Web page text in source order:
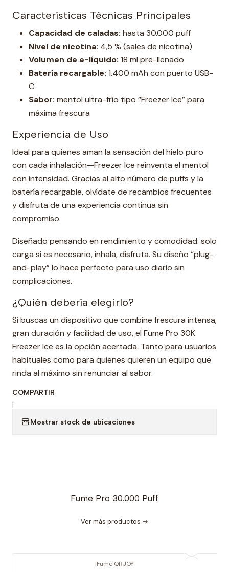
Características Técnicas Principales
Capacidad de caladas: hasta 30.000 puff
Nivel de nicotina: 4,5 % (sales de nicotina)
Volumen de e-líquido: 18 ml pre-llenado
Batería recargable: 1.400 mAh con puerto USB-
C
Sabor: mentol ultra-frío tipo “Freezer Ice” para
máxima frescura
Experiencia de Uso
Ideal para quienes aman la sensación del hielo puro
con cada inhalación—Freezer Ice reinventa el mentol
con intensidad. Gracias al alto número de puffs y la
batería recargable, olvídate de recambios frecuentes
y disfruta de una experiencia continua sin
compromiso.
Diseñado pensando en rendimiento y comodidad: solo
carga si es necesario, inhala, disfruta. Su diseño “plug-
and-play” lo hace perfecto para uso diario sin
complicaciones.
¿Quién debería elegirlo?
Si buscas un dispositivo que combine frescura intensa,
gran duración y facilidad de uso, el Fume Pro 30K
Freezer Ice es la opción acertada. Tanto para usuarios
habituales como para quienes quieren un equipo que
rinda al máximo sin renunciar al sabor.
COMPARTIR
|
Mostrar stock de ubicaciones
Fume Pro 30.000 Puff
Ver más productos
|Fume QRJOY